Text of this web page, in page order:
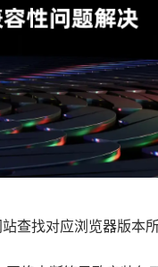
查找对应浏览器版本